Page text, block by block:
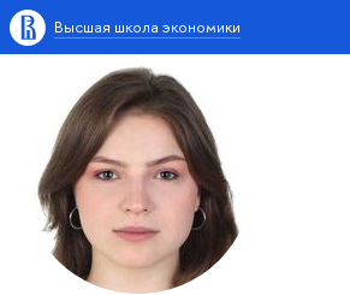
Высшая школа экономики